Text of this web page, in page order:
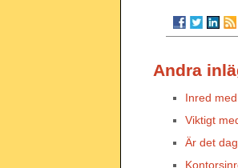
Andra
Inred
Viktigt
Är det